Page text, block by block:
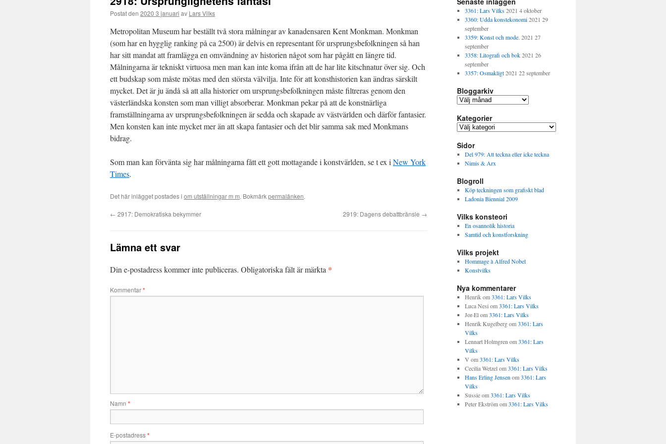
Postat den 2020 3 januari av Lars Vilks
Metropolitan Museum har beställt två stora målningar av kanadensaren Kent Monkman. Monkman
(som har en hygglig ranking på ca 2500) är delvis en representant för ursprungsbefolkningen så han
har sitt mandat att framlägga en omvändning av historien något som har pågått en längre tid.
Målningarna är tekniskt virtuosa men man kan inte koma ifrån att de har lite kitschnatur över sig. Och
ett budskap som måste mötas med den största välvilja. Inte för att konsthistorien kan ändras särskilt
mycket. Det är ju ändå så att alla historier om ursprungsbefolkningen måste filtreras genom den
västerländska konsten som man villigt absorberar. Monkman pekar på att de konstnärliga
framställningarna av ursprungsbefolkningen är sedda och skapade av västvärlden och därför fantasier.
Men konsten kan inte mycket mer än att skapa fantasier och det blir samma sak med Monkmans
bidrag.
Som man kan förvänta sig har målningarna fått ett gott mottagande i konstvärlden, se t ex i New York
Times.
Det här inlägget postades i om utställningar m m. Bokmärkpermalänken.
← 2917: Demokratiska bekymmer 2919: Dagens debattbränsle →
Lämna ett svar
Din e-postadress kommer inte publiceras. Obligatoriska fält är märkta *
Kommentar*
Namn *
E-postadress*
3361: Lars Vilks 2021 4 oktober
3360: Udda konstekonomi 2021 29
september
3359: Konst och mode. 2021 27
september
3358: Litografi och bok 2021 26
september
3357: Osmakligt 2021 22 september
Bloggarkiv
B
o
g
a
r
k
v
Kategorier
K
t
e
g
r
i
e
Sidor
Del 979: Att teckna eller icke teckna
Nimis & Arx
Blogroll
Köp teckningen som grafiskt blad
Ladonia Biennial 2009
Vilks konsteori
En osannolik historia
Samtid och konstforskning
Vilks projekt
Hommage à Alfred Nobel
Konstvilks
Nya kommentarer
Henrikom3361: Lars Vilks
Luca Nesi om3361: Lars Vilks
Jor-Elom3361: Lars Vilks
Henrik Kugelbergom3361: Lars
Vilks
Lennart Holmgren om3361: Lars
Vilks
V om3361: Lars Vilks
Cecilia Wetzelom3361: Lars Vilks
Hans Erling Jensen om3361: Lars
Vilks
Sussieom3361: Lars Vilks
Peter Ekströmom3361: Lars Vilks